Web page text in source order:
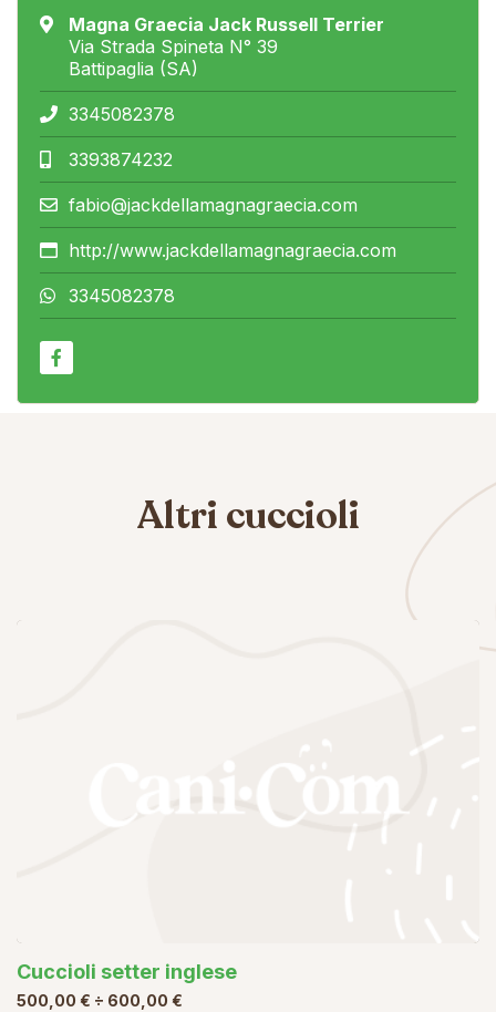
Magna Graecia Jack Russell Terrier
Via Strada Spineta N° 39
Battipaglia (SA)
3345082378
3393874232
fabio@jackdellamagnagraecia.com
http://www.jackdellamagnagraecia.com
3345082378
Altri cuccioli
Cuccioli setter inglese
500,00 € ÷ 600,00 €